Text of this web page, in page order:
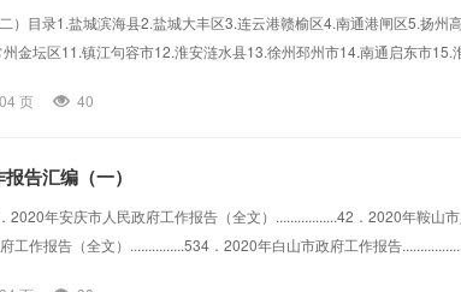
）目录1.盐城滨海县2.盐城大丰区3.连云港赣榆区4.南通港闸区5.扬州
金坛区11.镇江句容市12.淮安涟水县13.徐州邳州市14.南通启东市15.
建湖县30.扬州邗江区31.无锡锡山区32.盐城东台市33.泰州靖江市34.
页 40
告汇编（一）
年安庆市人民政府工作报告（全文）.................42．2020年鞍山
工作报告（全文）...............534．2020年白山市政府工作报告